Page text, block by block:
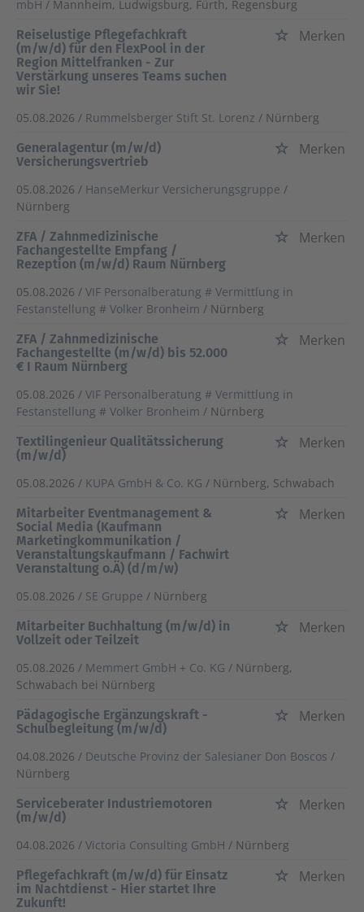
mbH / Mannheim, Ludwigsburg, Fürth, Regensburg
Reiselustige Pflegefachkraft
(m/w/d) für den FlexPool in der
Region Mittelfranken - Zur
Verstärkung unseres Teams suchen
wir Sie!
Merken
05.08.2026 / Rummelsberger Stift St. Lorenz / Nürnberg
Generalagentur (m/w/d)
Versicherungsvertrieb
Merken
05.08.2026 / HanseMerkur Versicherungsgruppe /
Nürnberg
ZFA / Zahnmedizinische
Fachangestellte Empfang /
Rezeption (m/w/d) Raum Nürnberg
Merken
05.08.2026 / VIF Personalberatung # Vermittlung in
Festanstellung # Volker Bronheim / Nürnberg
ZFA / Zahnmedizinische
Fachangestellte (m/w/d) bis 52.000
€ I Raum Nürnberg
Merken
05.08.2026 / VIF Personalberatung # Vermittlung in
Festanstellung # Volker Bronheim / Nürnberg
Textilingenieur Qualitätssicherung
(m/w/d)
Merken
05.08.2026 / KUPA GmbH & Co. KG / Nürnberg, Schwabach
Mitarbeiter Eventmanagement &
Social Media (Kaufmann
Marketingkommunikation /
Veranstaltungskaufmann / Fachwirt
Veranstaltung o.Ä) (d/m/w)
Merken
05.08.2026 / SE Gruppe / Nürnberg
Mitarbeiter Buchhaltung (m/w/d) in
Vollzeit oder Teilzeit
Merken
05.08.2026 / Memmert GmbH + Co. KG / Nürnberg,
Schwabach bei Nürnberg
Pädagogische Ergänzungskraft -
Schulbegleitung (m/w/d)
Merken
04.08.2026 / Deutsche Provinz der Salesianer Don Boscos /
Nürnberg
Serviceberater Industriemotoren
(m/w/d)
Merken
04.08.2026 / Victoria Consulting GmbH / Nürnberg
Pflegefachkraft (m/w/d) für Einsatz
im Nachtdienst - Hier startet Ihre
Zukunft!
Merken